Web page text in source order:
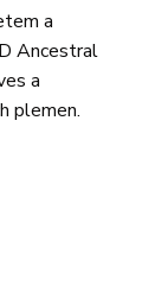
a
Ancestral
a
plemen.